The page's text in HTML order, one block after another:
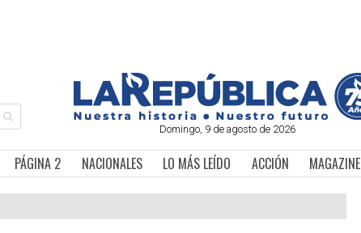
Domingo, 9 de agosto de 2026
PÁGINA 2 NACIONALES LO MÁS LEÍDO ACCIÓN MAGAZINE